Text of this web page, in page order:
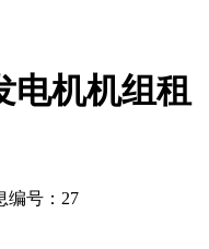
电机机组租
编号：27